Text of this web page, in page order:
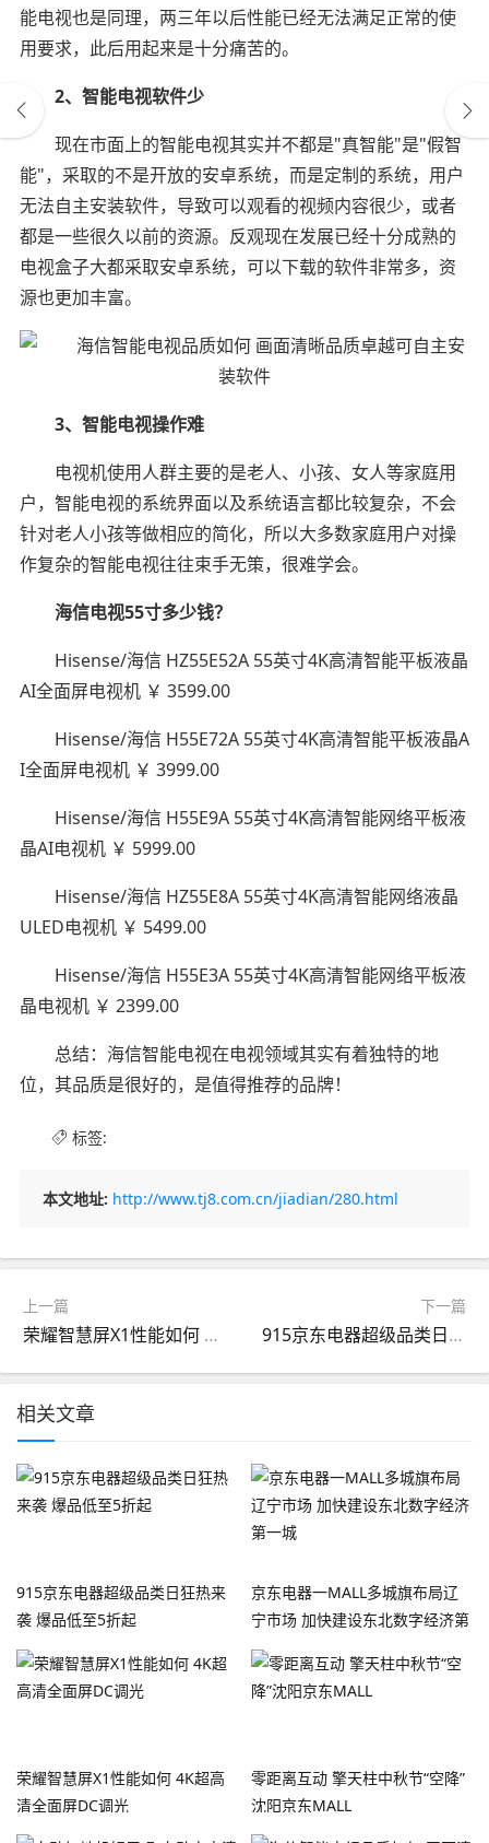
能电视也是同理，两三年以后性能已经无法满足正常的使
用要求，此后用起来是十分痛苦的。
2、智能电视软件少
现在市面上的智能电视其实并不都是"真智能"是"假智
能"，采取的不是开放的安卓系统，而是定制的系统，用户
无法自主安装软件，导致可以观看的视频内容很少，或者
都是一些很久以前的资源。反观现在发展已经十分成熟的
电视盒子大都采取安卓系统，可以下载的软件非常多，资
源也更加丰富。
3、智能电视操作难
电视机使用人群主要的是老人、小孩、女人等家庭用
户，智能电视的系统界面以及系统语言都比较复杂，不会
针对老人小孩等做相应的简化，所以大多数家庭用户对操
作复杂的智能电视往往束手无策，很难学会。
海信电视55寸多少钱？
Hisense/海信 HZ55E52A 55英寸4K高清智能平板液晶
AI全面屏电视机 ￥ 3599.00
Hisense/海信 H55E72A 55英寸4K高清智能平板液晶A
I全面屏电视机 ￥ 3999.00
Hisense/海信 H55E9A 55英寸4K高清智能网络平板液
晶AI电视机 ￥ 5999.00
Hisense/海信 HZ55E8A 55英寸4K高清智能网络液晶
ULED电视机 ￥ 5499.00
Hisense/海信 H55E3A 55英寸4K高清智能网络平板液
晶电视机 ￥ 2399.00
总结：海信智能电视在电视领域其实有着独特的地
位，其品质是很好的，是值得推荐的品牌！
标签:
本文地址: http://www.tj8.com.cn/jiadian/280.html
上一篇
荣耀智慧屏X1性能如何 4K超高清全面屏DC调光
下一篇
915京东电器超级品类日狂热来袭 爆品低至5折起
相关文章
915京东电器超级品类日狂热来
袭 爆品低至5折起
京东电器一MALL多城旗布局辽
宁市场 加快建设东北数字经济第
一城
荣耀智慧屏X1性能如何 4K超高
清全面屏DC调光
零距离互动 擎天柱中秋节“空降”
沈阳京东MALL